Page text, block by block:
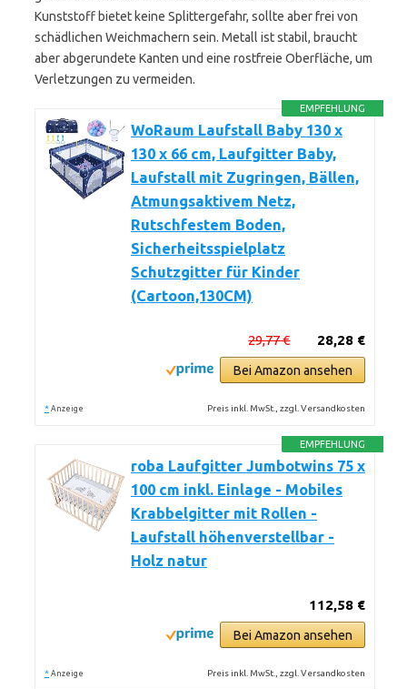
Kunststoff bietet keine Splittergefahr, sollte aber frei von
schädlichen Weichmachern sein. Metall ist stabil, braucht
aber abgerundete Kanten und eine rostfreie Oberfläche, um
Verletzungen zu vermeiden.
EMPFEHLUNG
WoRaum Laufstall Baby 130 x
130 x 66 cm, Laufgitter Baby,
Laufstall mit Zugringen, Bällen,
Atmungsaktivem Netz,
Rutschfestem Boden,
Sicherheitsspielplatz
Schutzgitter für Kinder
(Cartoon,130CM)
28,28 €
29,77 €
Bei Amazon ansehen
* Anzeige Preis inkl. MwSt., zzgl. Versandkosten
EMPFEHLUNG
roba Laufgitter Jumbotwins 75 x
100 cm inkl. Einlage - Mobiles
Krabbelgitter mit Rollen -
Laufstall höhenverstellbar -
Holz natur
112,58 €
Bei Amazon ansehen
* Anzeige Preis inkl. MwSt., zzgl. Versandkosten